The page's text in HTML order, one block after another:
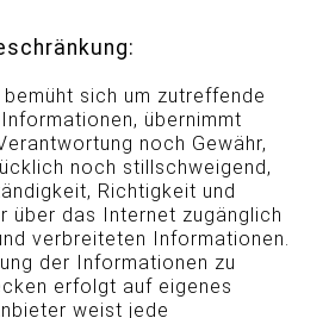
sich um zutreffende
übernimmt
noch Gewähr,
noch stillschweigend,
Richtigkeit und
über das Internet zugänglich
verbreiteten Informationen.
der Informationen zu
erfolgt auf eigenes
weist jede